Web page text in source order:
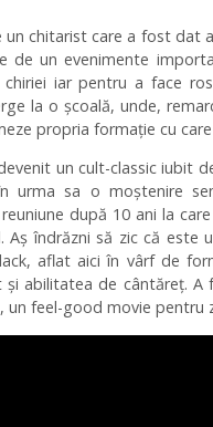
un chitarist care a fost dat
de un evenimente
iar pentru a face
la o școală, unde,
propria formație cu
un cult-classic iubit
sa o moștenire
după 10 ani la
Aș îndrăzni să zic că este
aflat aici în vârf de
abilitatea de cântăreț. A
un feel-good movie pentru